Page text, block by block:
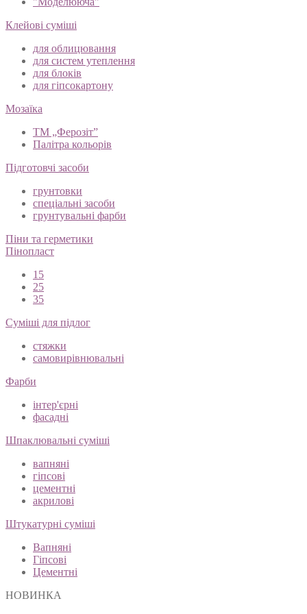
Клейові суміші
для облицювання
для систем утеплення
для блоків
для гіпсокартону
Мозаїка
ТМ „Ферозіт”
Палітра кольорів
Підготовчі засоби
грунтовки
спеціальні засоби
грунтувальні фарби
Піни та герметики
Пінопласт
15
25
35
Суміші для підлог
стяжки
самовирівнювальні
Фарби
інтер'єрні
фасадні
Шпаклювальні суміші
вапняні
гіпсові
цементні
акрилові
Штукатурні суміші
Вапняні
Гіпсові
Цементні
НОВИНКА